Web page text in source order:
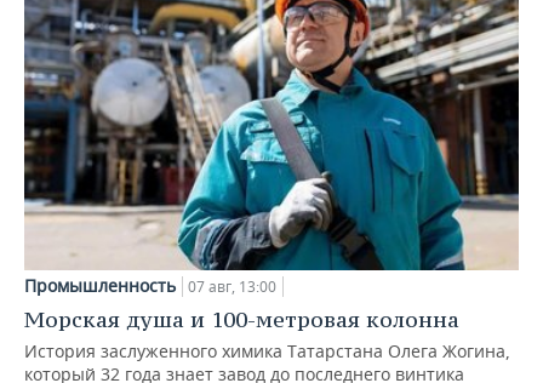
Промышленность 07 авг, 13:00
Морская душа и 100-метровая колонна
История заслуженного химика Татарстана Олега Жогина,
который 32 года знает завод до последнего винтика